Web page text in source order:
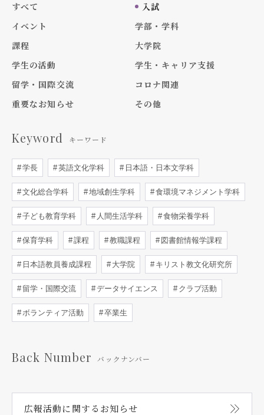
すべて
入試
イベント
学部・学科
課程
大学院
学生の活動
学生・キャリア支援
留学・国際交流
コロナ関連
重要なお知らせ
その他
Keyword キーワード
学長 英語文化学科 日本語・日本文学科
文化総合学科 地域創生学科 食環境マネジメント学科
子ども教育学科 人間生活学科 食物栄養学科
保育学科 課程 教職課程 図書館情報学課程
日本語教員養成課程 大学院 キリスト教文化研究所
留学・国際交流 データサイエンス クラブ活動
ボランティア活動 卒業生
Back Number バックナンバー
広報活動に関する お知らせ